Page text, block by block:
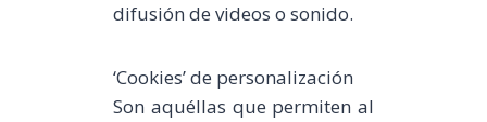
difusión de videos o sonido.
‘Cookies’ de personalización
Son aquéllas que permiten al